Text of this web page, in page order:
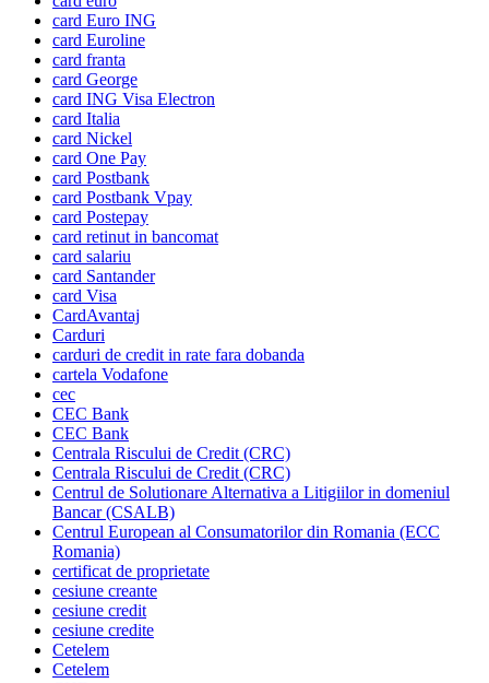
card Euro ING
card Euroline
card franta
card George
card ING Visa Electron
card Italia
card Nickel
card One Pay
card Postbank
card Postbank Vpay
card Postepay
card retinut in bancomat
card salariu
card Santander
card Visa
CardAvantaj
Carduri
carduri de credit in rate fara dobanda
cartela Vodafone
cec
CEC Bank
CEC Bank
Centrala Riscului de Credit (CRC)
Centrala Riscului de Credit (CRC)
Centrul de Solutionare Alternativa a Litigiilor in domeniul
Bancar (CSALB)
Centrul European al Consumatorilor din Romania (ECC
Romania)
certificat de proprietate
cesiune creante
cesiune credit
cesiune credite
Cetelem
Cetelem